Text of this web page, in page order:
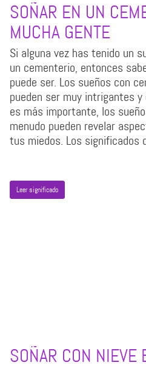
SOÑAR EN UN
MUCHA GENTE
Si alguna vez has tenido un
un cementerio, entonces
puede ser. Los sueños con
pueden ser muy intrigantes
es más importante, los
menudo pueden revelar
tus miedos. Los significados
Leer significado
SOÑAR CON NIEVE